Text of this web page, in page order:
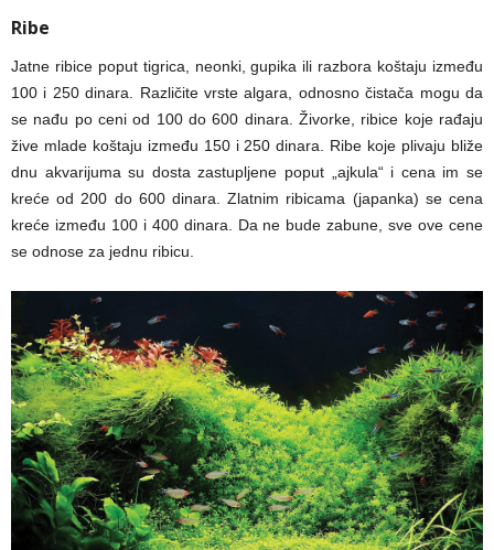
Ribe
Jatne ribice poput tigrica, neonki, gupika ili razbora koštaju između
100 i 250 dinara. Različite vrste algara, odnosno čistača mogu da
se nađu po ceni od 100 do 600 dinara. Živorke, ribice koje rađaju
žive mlade koštaju između 150 i 250 dinara. Ribe koje plivaju bliže
dnu akvarijuma su dosta zastupljene poput „ajkula“ i cena im se
kreće od 200 do 600 dinara. Zlatnim ribicama (japanka) se cena
kreće između 100 i 400 dinara. Da ne bude zabune, sve ove cene
se odnose za jednu ribicu.